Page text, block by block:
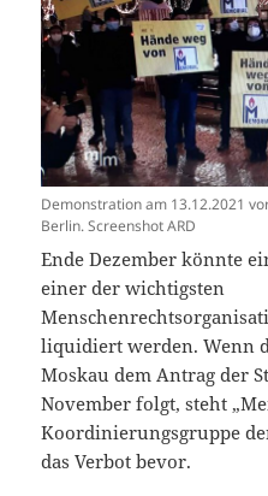
Demonstration am 13.12.2021
Berlin. Screenshot ARD
Ende Dezember könnte
einer der wichtigsten
liquidiert werden. Wenn
Moskau dem Antrag der
November folgt, steht
Koordinierungsgruppe
das Verbot bevor.